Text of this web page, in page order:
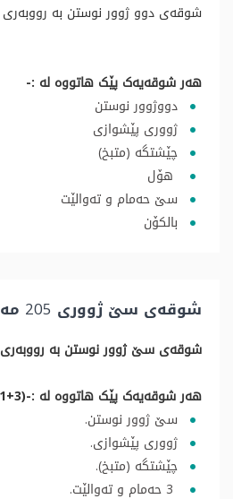
شوقەی دوو ژوور نوستن بە رووبەری
هەر شوقەیەک پێک هاتووە لە :-
دووژوور نوستن
ژووری پێشوازی
چێشتگە (متبخ)
هۆل
سێ حەمام و تەوالێت
بالکۆن
شوقەی سێ ژووری 205 مەتر
شوقەی سێ ژوور نوستن بە رووبەری 205 مەتر
هەر شوقەیەک پێک هاتووە لە :-(3+1)
سێ ژوور نوستن.
ژووری پێشوازی.
چێشتگە (متبخ).